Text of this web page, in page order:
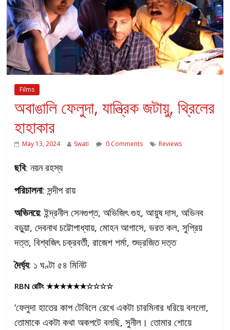
Films
অবাঙালি ফেলুদা, যান্ত্রিক জটায়ু, থ্রিলের
হাহাকার
May 13, 2024 Swati 0 Comments Reviews
ছবি: নয়ন রহস্য
পরিচালনা: সন্দীপ রায়
অভিনয়ে: ইন্দ্রনীল সেনগুপ্ত, অভিজিৎ গুহ, আয়ুষ দাস, অভিনব
বড়ুয়া, দেবনাথ চট্টোপাধ্যায়, মোহন আগাসে, ভরত কল, সুপ্রিয়
দত্ত, বিশ্বজিৎ চক্রবর্তী, রাজেশ শর্মা, শুভ্রজিত দত্ত
দৈর্ঘ্য: ১ ঘণ্টা ৫৪ মিনিট
RBN রেটিং ★★★★★★☆☆☆☆
‘ফেলুদা হাতের কাপ টেবিলে রেখে একটা চারমিনার ধরিয়ে বললো,
তোমাকে একটা কথা অকপটে বলছি, সুনীল। তোমার শোয়ে